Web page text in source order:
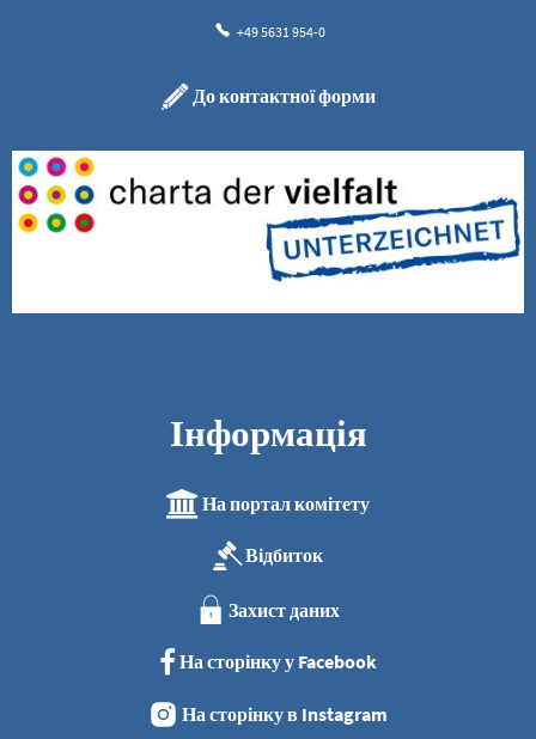
+49 5631 954-0
До контактної форми
Інформація
На портал комітету
Відбиток
Захист даних
На сторінку у Facebook
На сторінку в Instagram